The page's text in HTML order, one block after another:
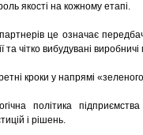
якості на кожному етапі.
це означає
та чітко вибудувані
кроки у напрямі
політика
і рішень.